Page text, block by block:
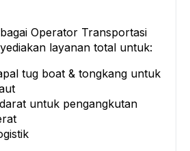
Operator Transportasi
layanan total untuk:
tug boat & tongkang untuk
untuk pengangkutan